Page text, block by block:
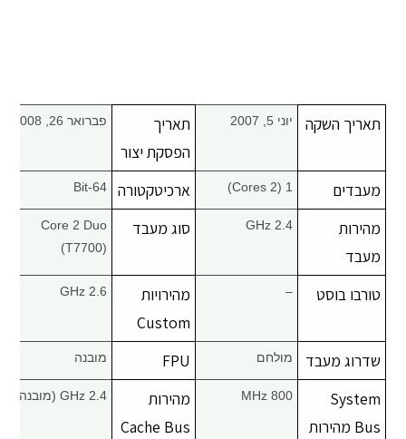
תאריך השקה יוני 5, 2007
תאריך
הפסקת יצור
פברואר 26, 2008
מעבדים 1 (2 Cores) ארכיטקטורה 64-Bit
מהירות
מעבד
2.4 GHz סוג מעבד
Core 2 Duo
(T7700)
טורבו בוסט –
מהירויות
Custom
2.6 GHz
שדרוג מעבד מולחם FPU מובנה
System
Bus מהירות
800 MHz
מהירות
Cache Bus
2.4 GHz (מובנה)